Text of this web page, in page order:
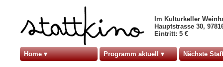
Im Kulturkeller
Hauptstrasse 30,
Eintritt: 5 €
Home Programm aktuell Nächste